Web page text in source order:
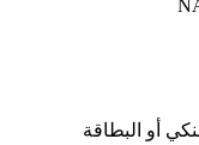
أو البطاقة